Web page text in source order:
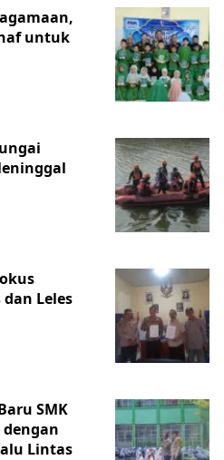
untuk
Leles
SMK
Lintas